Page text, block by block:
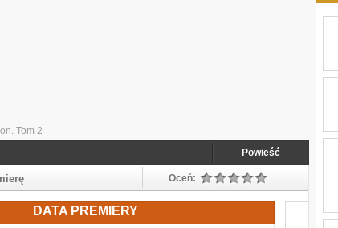
Tom 2
Powieść
Oceń:
DATA PREMIERY